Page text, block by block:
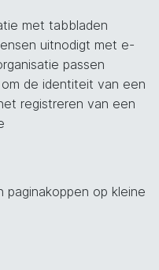
met tabbladen
uitnodigt met e-
passen
de identiteit van een
registreren van een
op kleine